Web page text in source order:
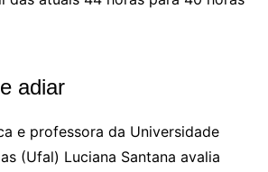
adiar
e professora da Universidade
(Ufal) Luciana Santana avalia